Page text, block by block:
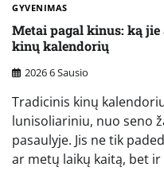
GYVENIMAS
Metai pagal kinus: ką
kinų kalendorių
2026 6 Sausio
Tradicinis kinų
lunisoliariniu, nuo seno
pasaulyje. Jis ne tik
ar metų laikų kaitą, bet